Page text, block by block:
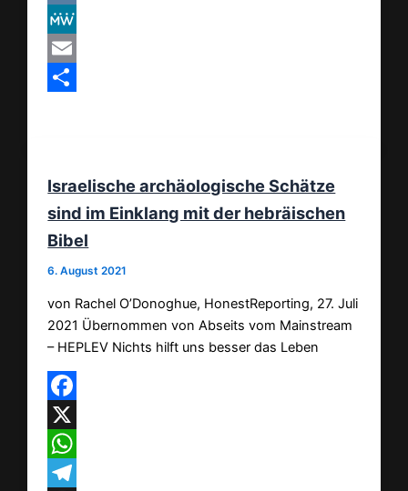
VK
MeWe
Email
Israelische archäologische Schätze
sind im Einklang mit der hebräischen
Bibel
6. August 2021
von Rachel O’Donoghue, HonestReporting, 27. Juli
2021 Übernommen von Abseits vom Mainstream
– HEPLEV Nichts hilft uns besser das Leben
Facebook
X
WhatsApp